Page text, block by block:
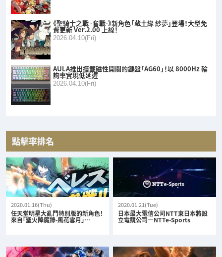
《聖騎士之戰 -奮戰-》新角色「蔵土緣 紗夢」登場！大型免
費更新 Ver.2.00 上線！
2026.04.10(Fri)
AULA推出搭載磁性開關的鍵盤「AG60」！以 8000Hz 輪
詢率實現低延遲
2026.04.10(Fri)
點擊率排名
2020.01.16(Thu)
任天堂明星大亂鬥特別版的新角色！
來自「聖火降魔錄-風花雪月」…
2020.01.21(Tue)
日本最大電信公司NTT東日本將設
立電競公司—NTTe-Sports